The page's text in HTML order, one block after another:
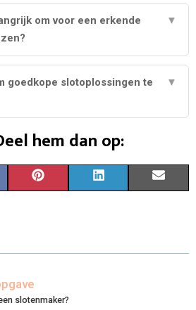
om voor een erkende
▼
goedkope slotoplossingen te
▼
hem dan op:
R
O
T
R
R
K R
I
slotenmaker?